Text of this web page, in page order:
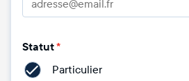
Statut*
Particulier